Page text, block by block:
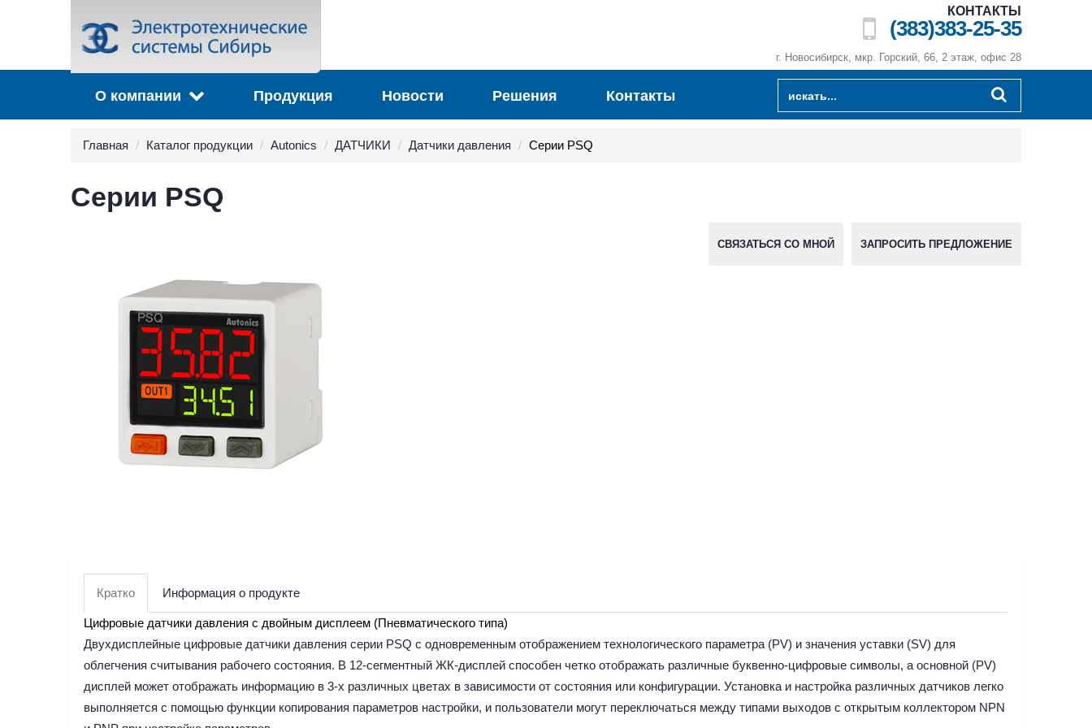
КОНТАКТЫ
(383)383-25-35
г. Новосибирск, мкр. Горский, 66, 2 этаж, офис 28
О компании Продукция Новости Решения Контакты
Главная Каталог продукции Autonics ДАТЧИКИ Датчики давления Серии PSQ
Серии PSQ
ЗАПРОСИТЬ ПРЕДЛОЖЕНИЕ
СВЯЗАТЬСЯ СО МНОЙ
Кратко Информация о продукте
Цифровые датчики давления с двойным дисплеем (Пневматического типа)
Двухдисплейные цифровые датчики давления серии PSQ с одновременным отображением технологического параметра (PV) и значения уставки (SV) для
облегчения считывания рабочего состояния. В 12-сегментный ЖК-дисплей способен четко отображать различные буквенно-цифровые символы, а основной (PV)
дисплей может отображать информацию в 3-х различных цветах в зависимости от состояния или конфигурации. Установка и настройка различных датчиков легко
выполняется с помощью функции копирования параметров настройки, и пользователи могут переключаться между типами выходов с открытым коллектором NPN